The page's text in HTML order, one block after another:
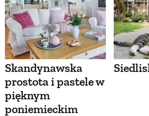
Skandynawska
prostota i pastele w
pięknym
poniemieckim